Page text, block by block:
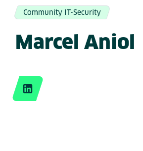
Community IT-Security
Marcel Aniol
LinkedIn